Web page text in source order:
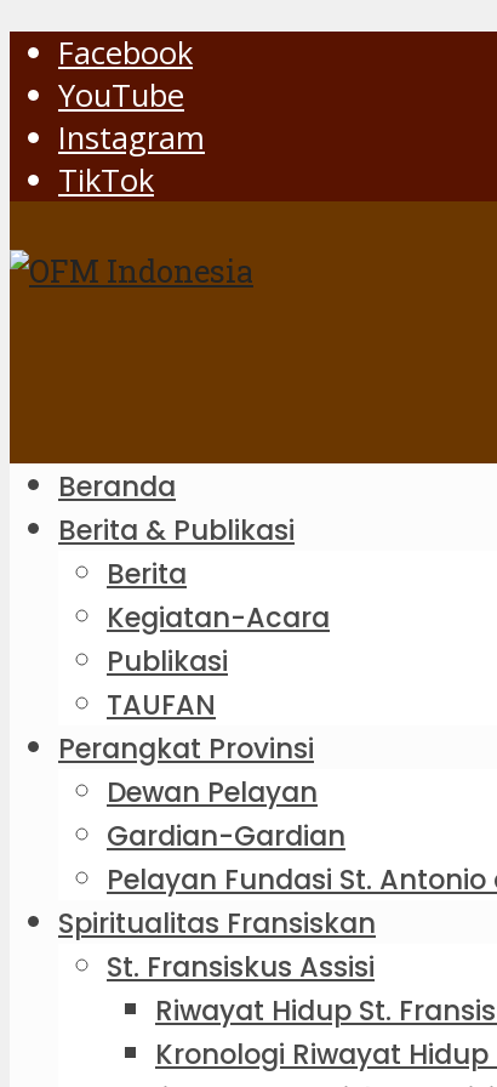
Facebook
YouTube
Instagram
TikTok
Beranda
Berita & Publikasi
Berita
Kegiatan-Acara
Publikasi
TAUFAN
Perangkat Provinsi
Dewan Pelayan
Gardian-Gardian
Pelayan Fundasi St. Antonio
Spiritualitas Fransiskan
St. Fransiskus Assisi
Riwayat Hidup St.
Kronologi Riwayat Hidup